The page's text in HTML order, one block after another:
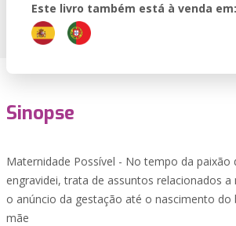
Este livro também está à venda em:
Sinopse
Maternidade Possível - No tempo da paixão
engravidei, trata de assuntos relacionados a
o anúncio da gestação até o nascimento do
mãe